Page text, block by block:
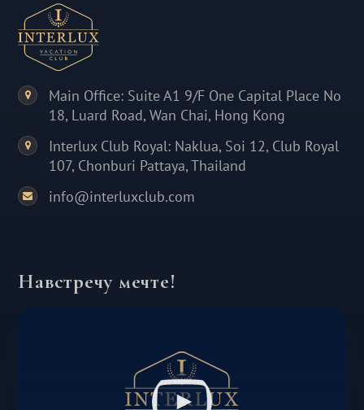
Main Office: Suite A1 9/F One Capital Place No
18, Luard Road, Wan Chai, Hong Kong
Interlux Club Royal: Naklua, Soi 12, Club Royal
107, Chonburi Pattaya, Thailand
info@interluxclub.com
Навстречу мечте!